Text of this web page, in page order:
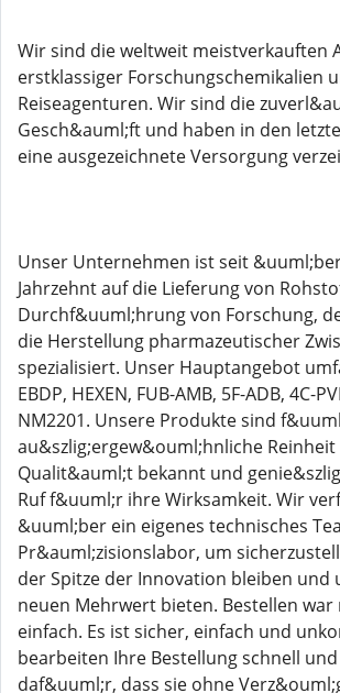
Wir sind die weltweit meistverkauften
erstklassiger Forschungschemikalien
Reiseagenturen. Wir sind die
Gesch&auml;ft und haben in den
eine ausgezeichnete Versorgung
Unser Unternehmen ist seit
Jahrzehnt auf die Lieferung von
Durchf&uuml;hrung von Forschung,
die Herstellung pharmazeutischer
spezialisiert. Unser Hauptangebot
EBDP, HEXEN, FUB-AMB, 5F-ADB, 4C-
NM2201. Unsere Produkte sind
au&szlig;ergew&ouml;hnliche
Qualit&auml;t bekannt und
Ruf f&uuml;r ihre Wirksamkeit. Wir
&uuml;ber ein eigenes technisches
Pr&auml;zisionslabor, um
der Spitze der Innovation bleiben und
neuen Mehrwert bieten. Bestellen war
einfach. Es ist sicher, einfach und
bearbeiten Ihre Bestellung schnell
daf&uuml;r, dass sie ohne